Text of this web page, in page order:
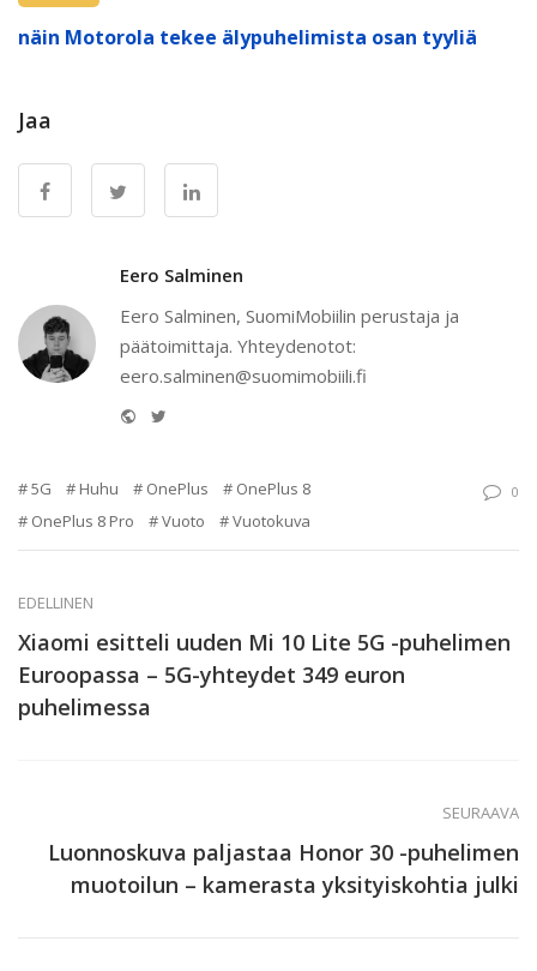
näin Motorola tekee älypuhelimista osan tyyliä
Jaa
Eero Salminen
Eero Salminen, SuomiMobiilin perustaja ja
päätoimittaja. Yhteydenotot:
eero.salminen@suomimobiili.fi
Website
5G Huhu OnePlus
OnePlus 8
OnePlus 8 Pro
Vuoto Vuotokuva
0
EDELLINEN
Xiaomi esitteli uuden Mi 10 Lite 5G -puhelimen
Euroopassa – 5G-yhteydet 349 euron
puhelimessa
SEURAAVA
Luonnoskuva paljastaa Honor 30 -puhelimen
muotoilun – kamerasta yksityiskohtia julki